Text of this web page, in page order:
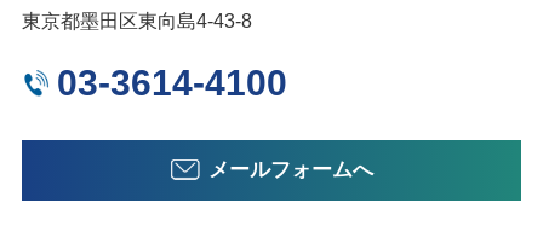
東京都墨田区東向島4-43-8
03-3614-4100
メールフォームへ